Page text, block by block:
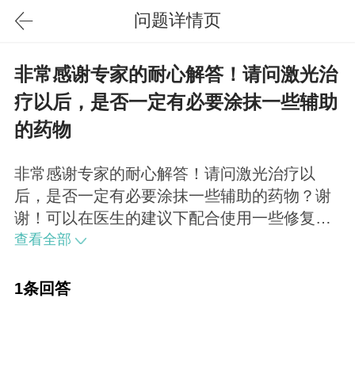
问题详情页
非常感谢专家的耐心解答！请问激光治
疗以后，是否一定有必要涂抹一些辅助
的药物
非常感谢专家的耐心解答！请问激光治疗以
后，是否一定有必要涂抹一些辅助的药物？谢
谢！可以在医生的建议下配合使用一些修复类
的药妆，注意补水防晒。
查看全部
1条回答